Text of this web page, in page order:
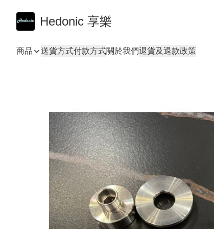
Hedonic 享樂
商品 送貨方式付款方式關於我們退貨及退款政策